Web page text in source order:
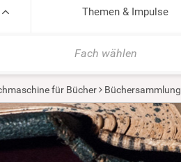
Themen & Impulse
Fach wählen
für Bücher Büchersammlung